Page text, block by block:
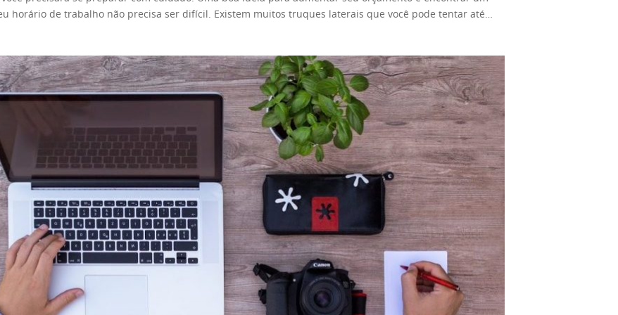
Além de optar por opções de grandes empresas de tecnologia, você pode fazer promoções pagas.
Se você aumentar o público do seu site, poderá cobrar por promoções. Estes podem ser
quase tudo. Não importa o tema do seu site, alguém vai querer promover seus produtos nele. No
de um público maior. E isso leva tempo para crescer. Mas embora seja difícil, está longe de ser
as pessoas ganham com o YouTube. A ideia geral é bastante simples. Você faz seus próprios vídeos
e assinantes suficientes, você pode monetizar seu conteúdo. Na prática, isso significa que os anúncios
anúncios, você também pode encontrar outras maneiras de ganhar dinheiro. Isso inclui promoções
Muitos criadores de conteúdo usam o Patreon para financiamento coletivo. Seus fãs podem doar uma
de conteúdo. Além disso, o YouTube também fez seu método de doação. Portanto, se o seu
ganhar dinheiro com anúncios e doações. Mas, é claro, o YouTube dá muito trabalho. A competição é
de qualidade. Isso também inclui habilidades de edição adequadas. No entanto, um bom canal do
Você só precisa encontrar tópicos específicos para torná-los interessantes. O Instagram e outras mídias
completa perda de tempo. No entanto, você pode realmente ganhar por meio da mídia social. Lembre-
público. Claro, na maioria das vezes, você não pode monetizar conteúdo como no YouTube. O Facebook
é tão eficaz. Por outro lado, você pode ganhar com promoções pagas. Se você tem um Instagram com
usado desta forma. Mas se tornar um influenciador não acontece da noite para o dia. Sim, é uma
entanto, é preciso conhecimento e tempo para aumentar o número de seguidores online. Semelhante a
maneira fácil de ganhar algum dinheiro. Eles são um ótimo método se você não quiser fazer nada
horário de trabalho não precisa ser difícil. Existem muitos truques laterais que você pode tentar até
Você precisa de um laptop e algum tempo livre durante o fim de semana. Você pode escrever sobre
e tenha algum conhecimento sobre ele, você está pronto para prosseguir. Embora seja fácil de
um pouco. Prepare-se para algumas esperas antes do primeiro dia de pagamento. Mas, uma vez que
Anúncios e conteúdo patrocinado são os melhores ganhadores na maioria dos casos. Se você não
escrever para outra pessoa. Existem muitas oportunidades de trabalho para escritores criativos,
você terá que se comprometer com o que está escrevendo. Isso a menos que você encontre um blog
você tem tanto a dizer que não caberia em uma postagem de blog, pode escrever um livro sobre isso.
lucrativo. E se você for bom, é uma das melhores maneiras de ganhar dinheiro no fim de semana.
bom. Além disso, você pode escrever sobre qualquer coisa que goste e saiba sobre. Isso tornaria o
trabalho muito gratificante. Infelizmente, muitas pessoas não sabem fazer isso direito. É por isso que
pode ensinar qualquer coisa, você pode encontrar um emprego. Na maioria das situações, você
for qualificado, poderá encontrar alunos mais avançados para ensinar. O ensino online apresenta
um lugar tranquilo para trabalhar. A maioria das pessoas não quer investir em um escritório doméstico
Mas, se você já está equipado para trabalhar em casa, pode tentar. Os prós e contras são
Existe uma diferença. Você não precisa de um diploma em inglês para se tornar um professor de
e tiver boas habilidades de comunicação, poderá encontrar empregos como professor online. Ao